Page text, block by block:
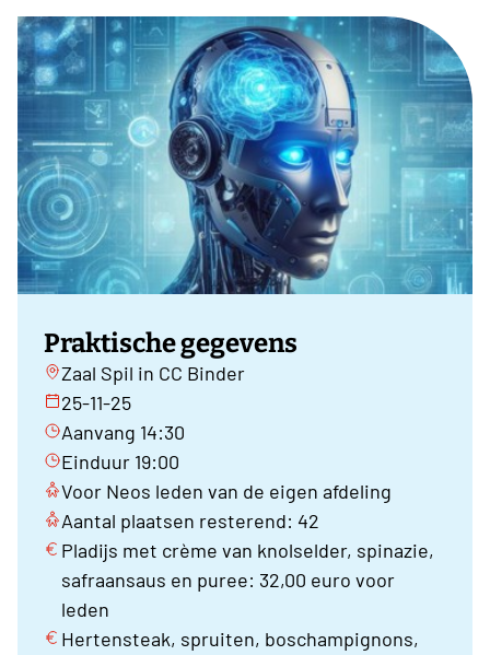
Praktische gegevens
Zaal Spil in CC Binder
25-11-25
Aanvang 14:30
Einduur 19:00
Voor Neos leden van de eigen afdeling
Aantal plaatsen resterend: 42
Pladijs met crème van knolselder, spinazie,
safraansaus en puree: 32,00 euro voor
leden
Hertensteak, spruiten, boschampignons,